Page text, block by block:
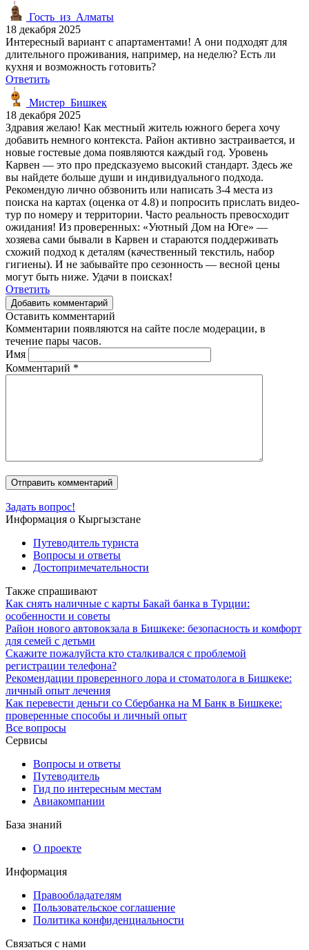
Гость_из_Алматы
18 декабря 2025
Интересный вариант с апартаментами! А они подходят для
длительного проживания, например, на неделю? Есть ли
кухня и возможность готовить?
Ответить
Мистер_Бишкек
18 декабря 2025
Здравия желаю! Как местный житель южного берега хочу
добавить немного контекста. Район активно застраивается, и
новые гостевые дома появляются каждый год. Уровень
Карвен — это про предсказуемо высокий стандарт. Здесь же
вы найдете больше души и индивидуального подхода.
Рекомендую лично обзвонить или написать 3-4 места из
поиска на картах (оценка от 4.8) и попросить прислать видео-
тур по номеру и территории. Часто реальность превосходит
ожидания! Из проверенных: «Уютный Дом на Юге» —
хозяева сами бывали в Карвен и стараются поддерживать
схожий подход к деталям (качественный текстиль, набор
гигиены). И не забывайте про сезонность — весной цены
могут быть ниже. Удачи в поисках!
Ответить
Добавить комментарий
Оставить комментарий
Комментарии появляются на сайте после модерации, в
течение пары часов.
Имя
Комментарий *
Задать вопрос!
Информация о Кыргызстане
Путеводитель туриста
Вопросы и ответы
Достопримечательности
Также спрашивают
Как снять наличные с карты Бакай банка в Турции:
особенности и советы
Район нового автовокзала в Бишкеке: безопасность и комфорт
для семей с детьми
Скажите пожалуйста кто сталкивался с проблемой
регистрации телефона?
Рекомендации проверенного лора и стоматолога в Бишкеке:
личный опыт лечения
Как перевести деньги со Сбербанка на М Банк в Бишкеке:
проверенные способы и личный опыт
Все вопросы
Сервисы
Вопросы и ответы
Путеводитель
Гид по интересным местам
Авиакомпании
База знаний
О проекте
Информация
Правообладателям
Пользовательское соглашение
Политика конфиденциальности
Связаться с нами